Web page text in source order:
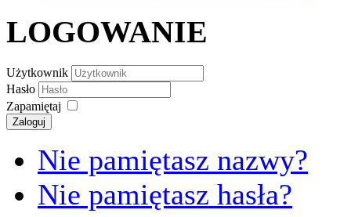
LOGOWANIE
Użytkownik
Hasło
Zapamiętaj
Zaloguj
Nie pamiętasz nazwy?
Nie pamiętasz hasła?